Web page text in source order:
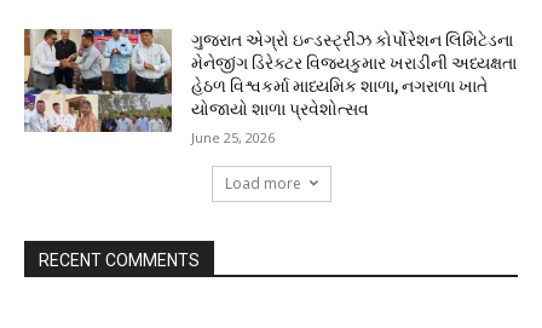
ગુજરાત એગ્રો ઇન્ડસ્ટ્રીઝ કોર્પોરેશન લિમિટેડના
મેનેજીંગ ડિરેક્ટર વિજયકુમાર ખરાડીની અધ્યક્ષતા
હેઠળ વિશ્વકર્મા માધ્યમિક શાળા, નગરાળા ખાતે
યોજાયો શાળા પ્રવેશોત્સવ
June 25, 2026
Load more
RECENT COMMENTS